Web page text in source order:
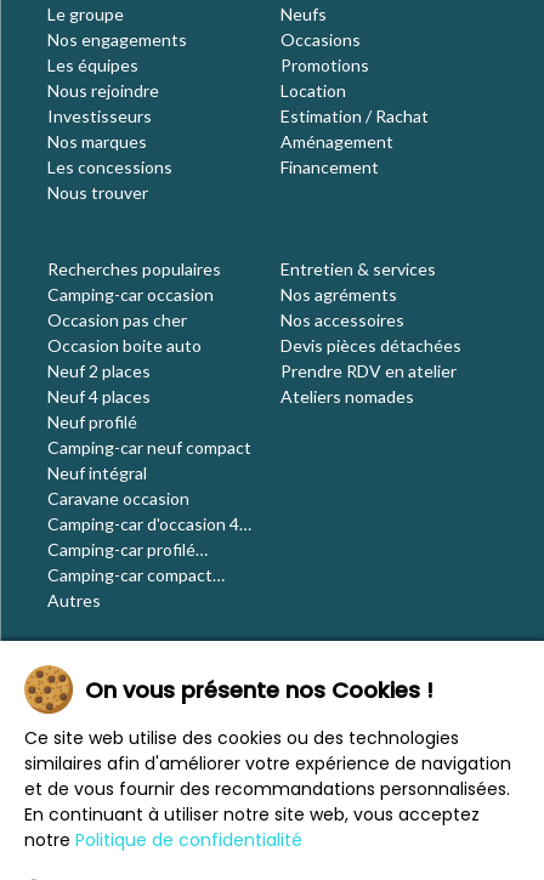
Le groupe
Nos engagements
Les équipes
Nous rejoindre
Investisseurs
Nos marques
Les concessions
Nous trouver
Neufs
Occasions
Promotions
Location
Estimation / Rachat
Aménagement
Financement
Recherches populaires
Camping-car occasion
Occasion pas cher
Occasion boite auto
Neuf 2 places
Neuf 4 places
Neuf profilé
Camping-car neuf compact
Neuf intégral
Caravane occasion
Camping-car d'occasion 4
places
Camping-car profilé
occasion
Camping-car compact
occasion
Autres
Entretien & services
Nos agréments
Nos accessoires
Devis pièces détachées
Prendre RDV en atelier
Ateliers nomades
Le blog
Actualités
Évènements
Nos conseils
Vos voyages
CaraMaps
Espace presse
On vous présente nos Cookies !
Ce site web utilise des cookies ou des technologies
similaires afin d'améliorer votre expérience de navigation
et de vous fournir des recommandations personnalisées.
En continuant à utiliser notre site web, vous acceptez
notre Politique de confidentialité